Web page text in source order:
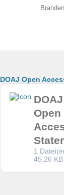
DOAJ Open
DOAJ
Open
1
45.26 KB